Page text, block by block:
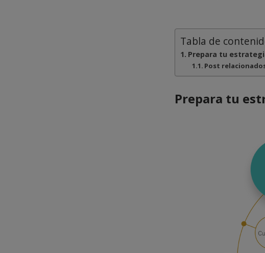
Tabla de
Prepara tu
Post
Prepara tu